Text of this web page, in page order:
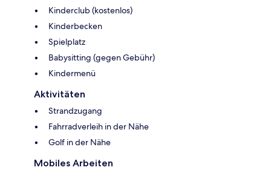
Kinderclub (kostenlos)
Kinderbecken
Spielplatz
Babysitting (gegen Gebühr)
Kindermenü
Aktivitäten
Strandzugang
Fahrradverleih in der Nähe
Golf in der Nähe
Mobiles Arbeiten